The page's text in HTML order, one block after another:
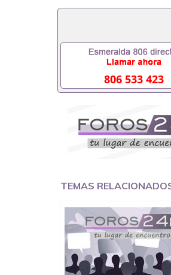
以办学历认证吗
551190476入职国企/
么办, 毕业证丢了怎么
科而没有正常毕业
回国得不到教育部认
怎么办理本科/研究生
里可以买国外文凭
么办理 外假毕业证
查出来吗551190476假
证QQ微信551190476
壳定制QQ微信
551190476 网上买文凭
学有毕业证QQ微信
国外文凭要交定金吗
551190476学士学位证
证QQ微信551190476
译为“圣荷西州立大学”
学之一。位于圣何塞市
806 533 423
TEMAS